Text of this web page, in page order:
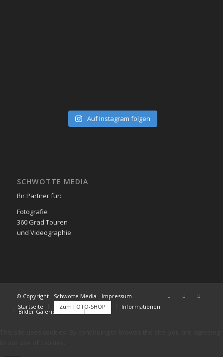
Auf Instagram folgen
SCHWOTTE MEDIA
Ihr Partner für:
Fotografie
360 Grad Touren
und Videographie
© Copyright - Schwotte Media - Impressum
Startseite
Zum FOTO-SHOP Informationen
Bilder Galerie